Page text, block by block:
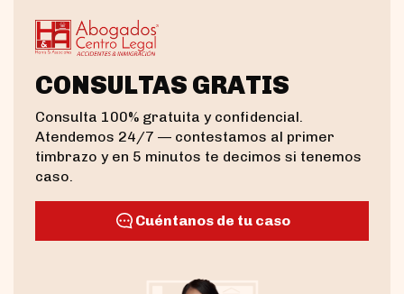
CONSULTAS GRATIS
Consulta 100% gratuita y confidencial.
Atendemos 24/7 — contestamos al primer
timbrazo y en 5 minutos te decimos si tenemos
caso.
Cuéntanos de tu caso